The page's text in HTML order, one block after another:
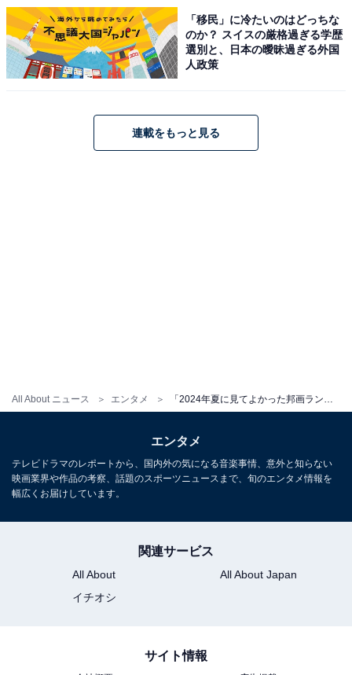
All About ニュース エンタメ 「2024年夏に見てよかった邦画ランキング」を作ってみた。江口のりこの演技、インディーズ映画がすごい
前の記事 次の記事
「移民」に冷たいのはどっちな
のか？ スイスの厳格過ぎる学歴
選別と、日本の曖昧過ぎる外国
人政策
連載をもっと見る
エンタメ
テレビドラマのレポートから、国内外の気になる音楽事情、意外と知らない
映画業界や作品の考察、話題のスポーツニュースまで、旬のエンタメ情報を
幅広くお届けしています。
関連サービス
All About
All About Japan
イチオシ
サイト情報